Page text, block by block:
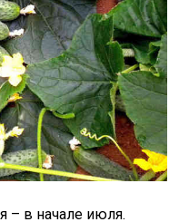
– в начале июля.